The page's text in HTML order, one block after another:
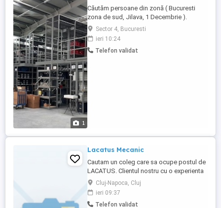
1
Căutăm persoane din zonă ( Bucuresti
zona de sud, Jilava, 1 Decembrie ).
Magazin online specializat în produse de
sticlarie, caută Lucrător Depozit Picker +
pregătire colete. Responsabilități:
Pregătirea comenzilor pentru livrare,:
Sector 4, Bucuresti
ieri 10:24
Telefon validat
Lacatus Mecanic
Cautam un coleg care sa ocupe postul de
LACATUS. Clientul nostru cu o experienta
de peste 20 ani in fabricarea constructiilor
metalice, isi mareste echipa. CE CAUTAM?
- Diploma calificare profesională în
domeniul - Experiență anterioară de minim
Cluj-Napoca, Cluj
ieri 09:37
Telefon validat